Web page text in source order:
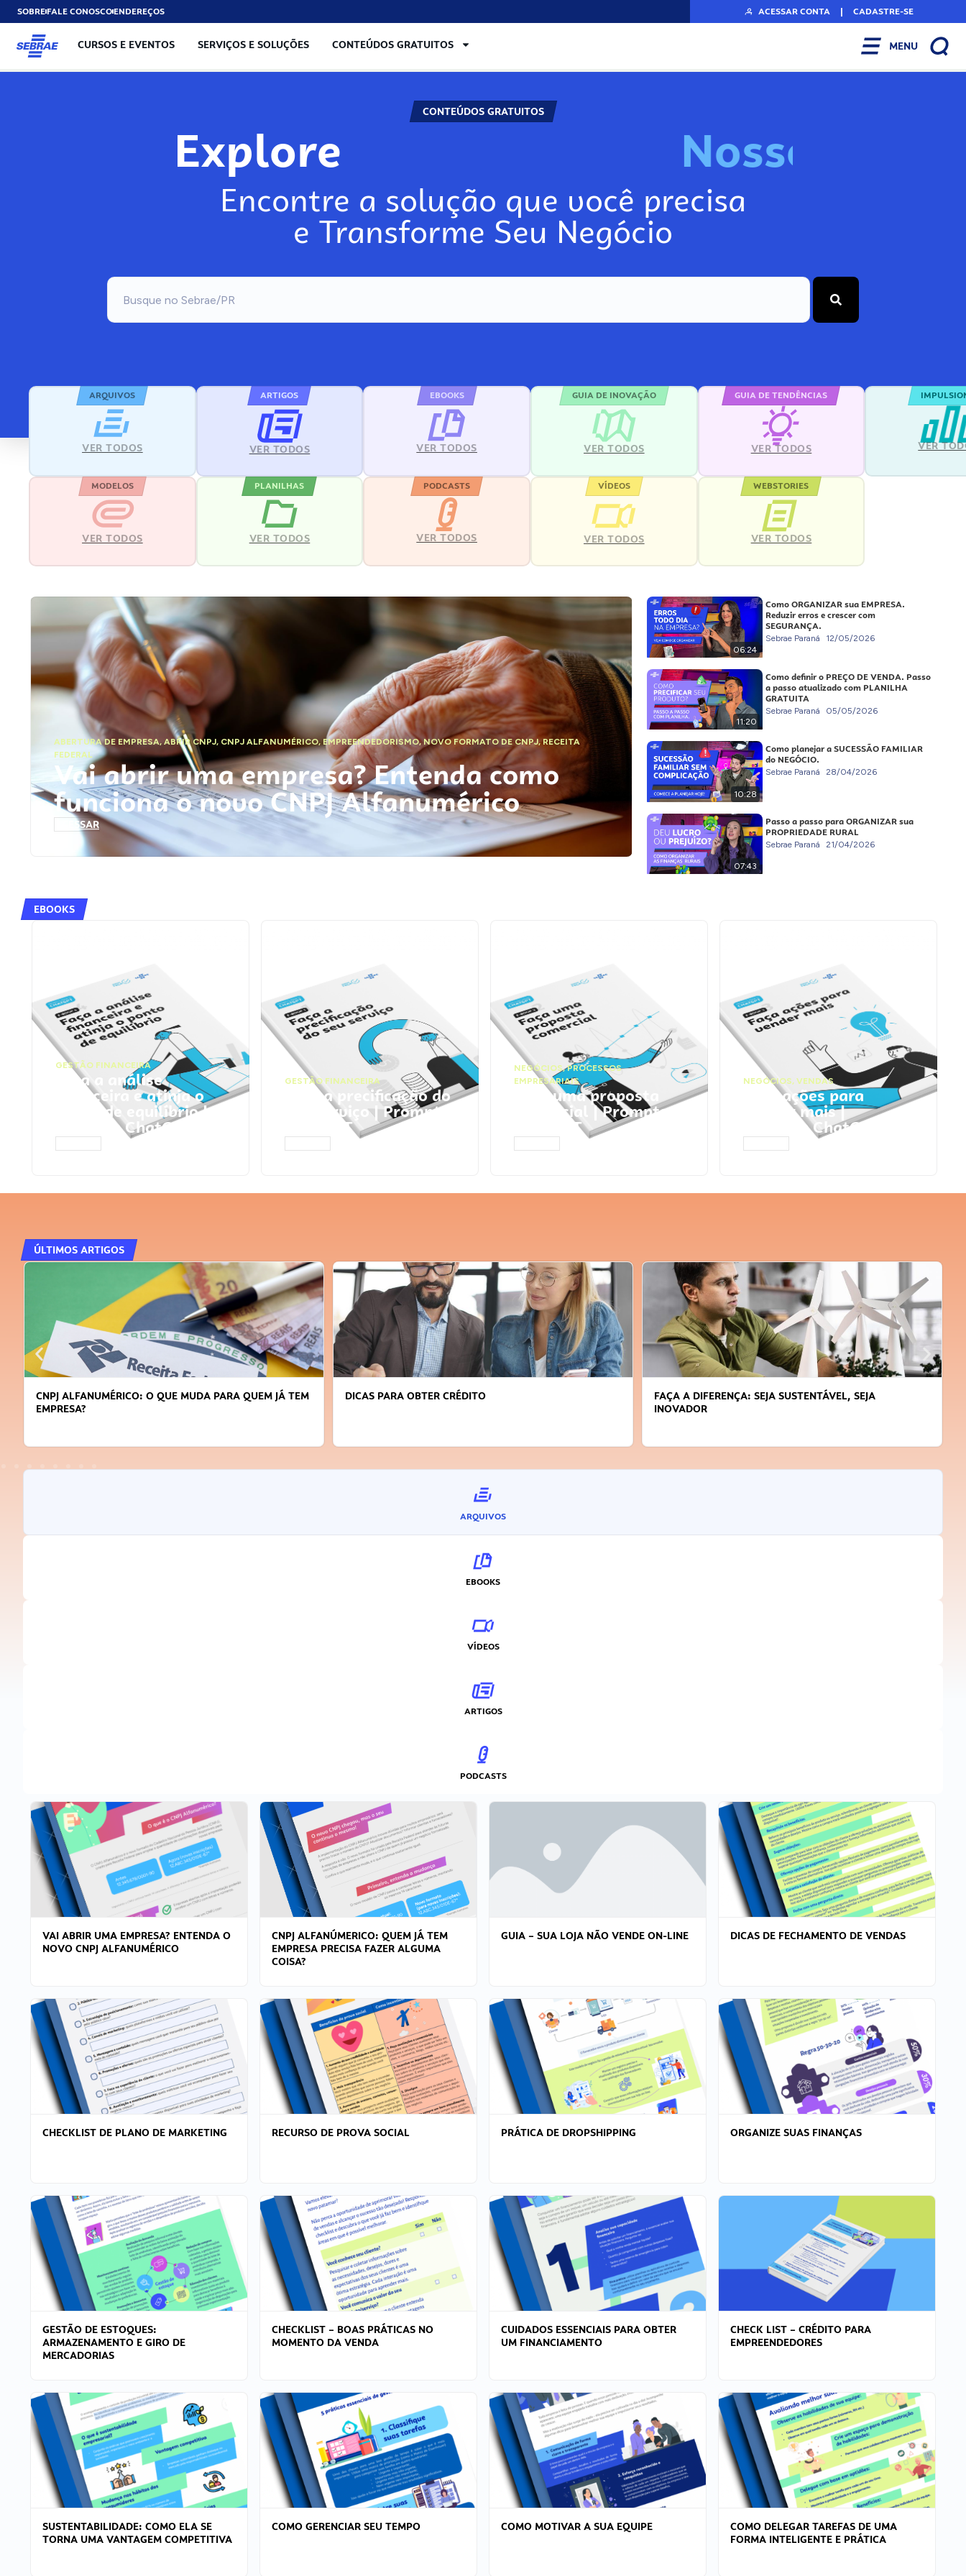
SOBREFALE CONOSCOENDEREÇOS ACESSAR CONTA | CADASTRE-SE
CURSOS E EVENTOS SERVIÇOS E SOLUÇÕES CONTEÚDOS GRATUITOS MENU
CONTEÚDOS GRATUITOS
Explore Noss
Encontre a solução que você precisa
e Transforme Seu Negócio
ARQUIVOS
VER TODOS
ARTIGOS
VER TODOS
EBOOKS
VER TODOS
GUIA DE INOVAÇÃO
VER TODOS
GUIA DE TENDÊNCIAS
VER TODOS VER
MODELOS
VER TODOS
PLANILHAS
VER TODOS
PODCASTS
VER TODOS
VÍDEOS
VER TODOS
WEBSTORIES
VER TODOS
ABERTURA DE EMPRESA,ABRIR CNPJ, CNPJ ALFANUMÉRICO, EMPREENDEDORISMO,NOVO FORMATO DE CNPJ,RECEITA
FEDERAL
Vai abrir uma empresa? Entenda como
funciona o novo CNPJ Alfanumérico
ACESSAR
06:24
Como ORGANIZAR sua EMPRESA.
Reduzir erros e crescer com
SEGURANÇA.
Sebrae Paraná 12/05/2026
11:20
Como definir o PREÇO DE VENDA. Passo
a passo atualizado com PLANILHA
GRATUITA
Sebrae Paraná 05/05/2026
10:28
Como planejar a SUCESSÃO FAMILIAR
do NEGÓCIO.
Sebrae Paraná 28/04/2026
07:43
Passo a passo para ORGANIZAR sua
PROPRIEDADE RURAL
Sebrae Paraná 21/04/2026
EBOOKS
GESTÃO FINANCEIRA
Faça a análise
financeira e atinja o
ponto de equilíbrio |
Prompts ChatGPT
GESTÃO FINANCEIRA
Faça a precificação do
seu serviço | Prompts
ChatGPT
NEGÓCIOS,PROCESSOS
EMPRESARIAIS
Faça uma proposta
comercial | Prompts
ChatGPT
NEGÓCIOS, VENDAS
Faça ações para
vender mais |
Prompts ChatGPT
ÚLTIMOS ARTIGOS
CNPJ ALFANUMÉRICO: O QUE MUDA PARA QUEM JÁ TEM
EMPRESA?
DICAS PARA OBTER CRÉDITO
FAÇA A DIFERENÇA: SEJA SUSTENTÁVEL, SEJA
INOVADOR
ARQUIVOS
EBOOKS
VÍDEOS
ARTIGOS
PODCASTS
VAI ABRIR UMA EMPRESA? ENTENDA O
NOVO CNPJ ALFANUMÉRICO
CNPJ ALFANÚMERICO: QUEM JÁ TEM
EMPRESA PRECISA FAZER ALGUMA
COISA?
GUIA – SUA LOJA NÃO VENDE ON-LINE DICAS DE FECHAMENTO DE VENDAS
CHECKLIST DE PLANO DE MARKETING RECURSO DE PROVA SOCIAL PRÁTICA DE DROPSHIPPING ORGANIZE SUAS FINANÇAS
GESTÃO DE ESTOQUES:
ARMAZENAMENTO E GIRO DE
MERCADORIAS
CHECKLIST – BOAS PRÁTICAS NO
MOMENTO DA VENDA
CUIDADOS ESSENCIAIS PARA OBTER
UM FINANCIAMENTO
CHECK LIST – CRÉDITO PARA
EMPREENDEDORES
SUSTENTABILIDADE: COMO ELA SE
TORNA UMA VANTAGEM COMPETITIVA
COMO GERENCIAR SEU TEMPO COMO MOTIVAR A SUA EQUIPE
COMO DELEGAR TAREFAS DE UMA
FORMA INTELIGENTE E PRÁTICA